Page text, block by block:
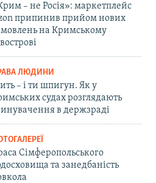
– не Росія»: маркетплейс
припинив прийом нових
на Кримському
ЛЮДИНИ
– і ти шпигун. Як у
судах розглядають
в держзраді
Сімферопольського
та занедбаність